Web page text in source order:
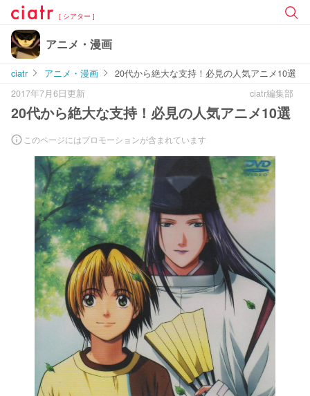
[ シアター ]
アニメ・漫画
ciatr アニメ・漫画
20代から絶大な支持！必見の人気アニメ10選
2017年7月6日更新
ciatr編集部
20代から絶大な支持！必見の人気アニメ10選
このページにはプロモーションが含まれています